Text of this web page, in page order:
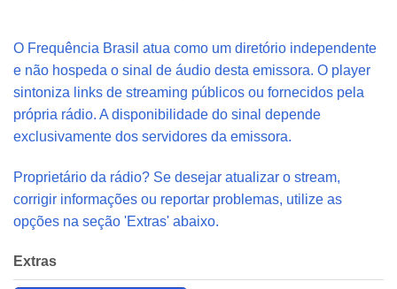
O Frequência Brasil atua como um diretório independente
e não hospeda o sinal de áudio desta emissora. O player
sintoniza links de streaming públicos ou fornecidos pela
própria rádio. A disponibilidade do sinal depende
exclusivamente dos servidores da emissora.
Proprietário da rádio? Se desejar atualizar o stream,
corrigir informações ou reportar problemas, utilize as
opções na seção 'Extras' abaixo.
Extras